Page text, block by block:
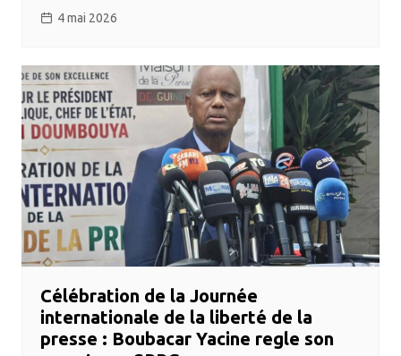
4 mai 2026
Célébration de la Journée
internationale de la liberté de la
presse : Boubacar Yacine regle son